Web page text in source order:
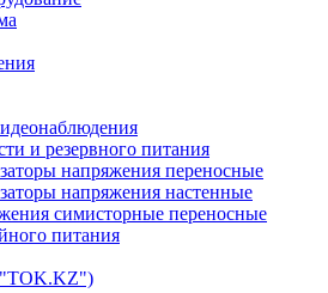
и резервного питания
напряжения переносные
напряжения настенные
симисторные переносные
питания